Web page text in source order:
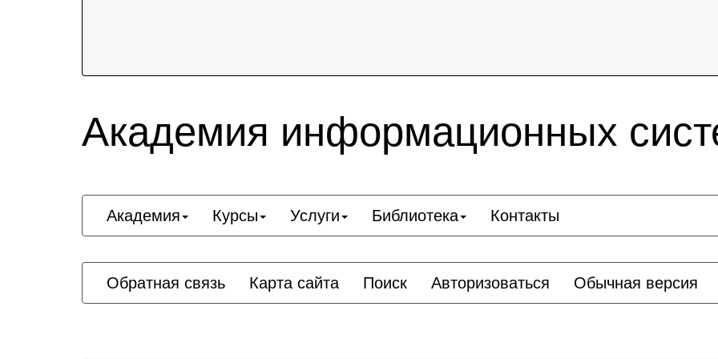
Академия информационных
Академия Курсы Услуги Библиотека Контакты
Обратная связь Карта сайта Поиск Авторизоваться Обычная версия